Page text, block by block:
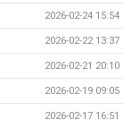
2026-02-24 15:54
2026-02-22 13:37
2026-02-21 20:10
2026-02-19 09:05
2026-02-17 16:51